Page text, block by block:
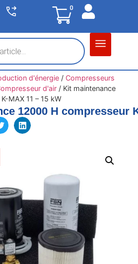
0
d'énergie/ Compresseurs
d'air/ Kit maintenance
MAX 11 – 15 kW
12000 H compresseur